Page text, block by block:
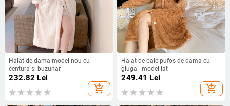
Halat de dama model nou cu
centura si buzunar
232.82 Lei
add_shopping_cart
Halat de baie pufos de dama cu
gluga - model lat
249.41 Lei
add_shopping_cart